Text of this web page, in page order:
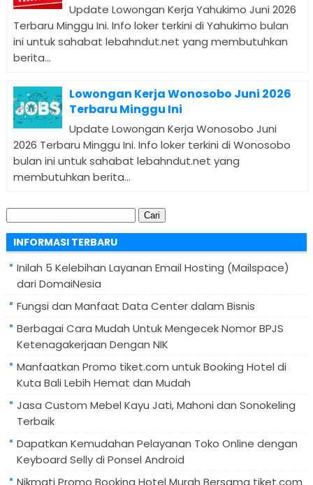
Update Lowongan Kerja Yahukimo Juni 2026
Terbaru Minggu Ini. Info loker terkini di Yahukimo bulan
ini untuk sahabat lebahndut.net yang membutuhkan
berita...
Lowongan Kerja Wonosobo Juni 2026
Terbaru Minggu Ini
Update Lowongan Kerja Wonosobo Juni
2026 Terbaru Minggu Ini. Info loker terkini di Wonosobo
bulan ini untuk sahabat lebahndut.net yang
membutuhkan berita...
Cari
untuk:
INFORMASI TERBARU
Inilah 5 Kelebihan Layanan Email Hosting (Mailspace)
dari DomaiNesia
Fungsi dan Manfaat Data Center dalam Bisnis
Berbagai Cara Mudah Untuk Mengecek Nomor BPJS
Ketenagakerjaan Dengan NIK
Manfaatkan Promo tiket.com untuk Booking Hotel di
Kuta Bali Lebih Hemat dan Mudah
Jasa Custom Mebel Kayu Jati, Mahoni dan Sonokeling
Terbaik
Dapatkan Kemudahan Pelayanan Toko Online dengan
Keyboard Selly di Ponsel Android
Nikmati Promo Booking Hotel Murah Bersama tiket.com